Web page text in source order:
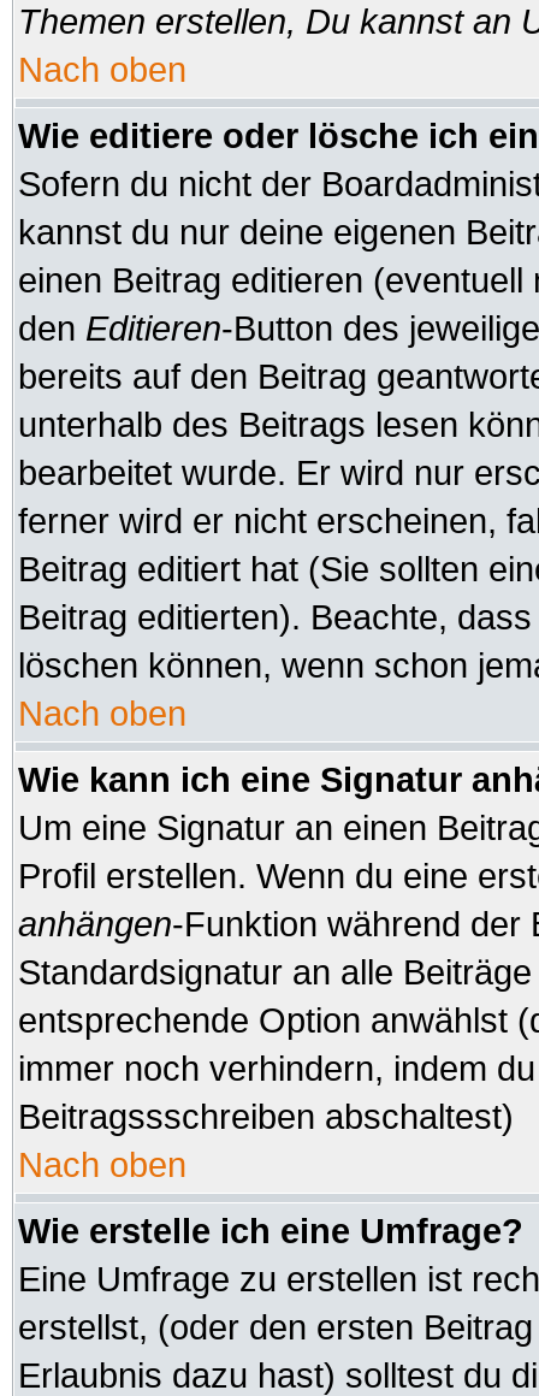
Themen erstellen, Du kannst an
Nach oben
Wie editiere oder lösche ich
Sofern du nicht der
kannst du nur deine eigenen
einen Beitrag editieren
den Editieren-Button des
bereits auf den Beitrag
unterhalb des Beitrags lesen
bearbeitet wurde. Er wird nur
ferner wird er nicht erscheinen,
Beitrag editiert hat (Sie sollten
Beitrag editierten). Beachte,
löschen können, wenn schon
Nach oben
Wie kann ich eine Signatur
Um eine Signatur an einen
Profil erstellen. Wenn du eine
anhängen-Funktion während der
Standardsignatur an alle
entsprechende Option anwählst
immer noch verhindern, indem
Beitragssschreiben abschaltest)
Nach oben
Wie erstelle ich eine Umfrage?
Eine Umfrage zu erstellen ist
erstellst, (oder den ersten
Erlaubnis dazu hast) solltest du